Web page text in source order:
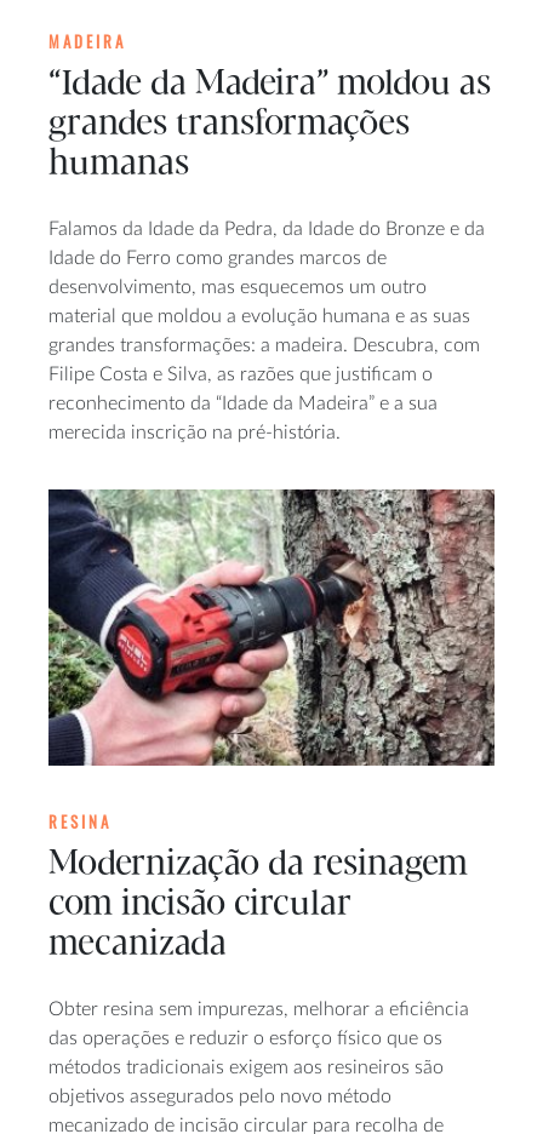
MADEIRA
“Idade da Madeira” moldou as
grandes transformações
humanas
Falamos da Idade da Pedra, da Idade do Bronze e da
Idade do Ferro como grandes marcos de
desenvolvimento, mas esquecemos um outro
material que moldou a evolução humana e as suas
grandes transformações: a madeira. Descubra, com
Filipe Costa e Silva, as razões que justificam o
reconhecimento da “Idade da Madeira” e a sua
merecida inscrição na pré-história.
RESINA
Modernização da resinagem
com incisão circular
mecanizada
Obter resina sem impurezas, melhorar a eficiência
das operações e reduzir o esforço físico que os
métodos tradicionais exigem aos resineiros são
objetivos assegurados pelo novo método
mecanizado de incisão circular para recolha de